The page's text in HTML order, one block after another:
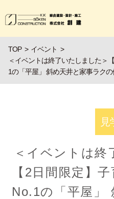
TOP
イベント
＜イベントは終了いたしました＞
1の「平屋」 斜め天井と家事ラク
見
＜イベントは終
【2日間限定】
No.1の「平屋」